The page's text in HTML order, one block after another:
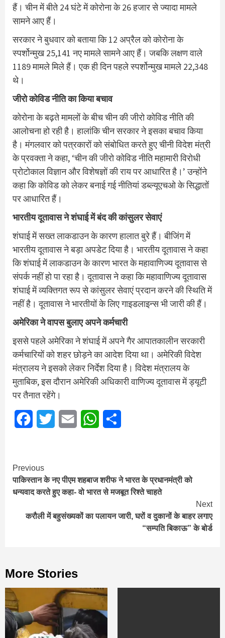
हैं। चीन में बीते 24 घंटे में कोरोना के 26 हजार से ज्यादा मामले
सामने आए हैं।
सरकार ने बुधवार को बताया कि 12 अप्रैल को कोरोना के
स्पर्शोन्मुख 25,141 नए मामले सामने आए हैं। जबकि लक्षण वाले
1189 मामले मिले हैं। एक ही दिन पहले स्पर्शोन्मुख मामले 22,348
थे।
जीरो कोविड नीति का किया बचाव
कोरोना के बढ़ते मामलों के बीच चीन की जीरो कोविड नीति की
आलोचना हो रही है। हालांकि चीन सरकार ने इसका बचाव किया
है। मंगलवार को पत्रकारों को संबोधित करते हुए चीनी विदेश मंत्री
के प्रवक्ता ने कहा, ‘चीन की जीरो कोविड नीति महामारी विरोधी
प्रोटोकाल विज्ञान और विशेषज्ञों की राय पर आधारित है।’ उन्होंने
कहा कि कोविड को लेकर बनाई गई नीतियां डब्ल्यूएचओ के सिद्धातों
पर आधारित हैं।
भारतीय दूतावास ने शंघाई में बंद की कांसुलर सेवाएं
शंघाई में सख्त लाकडाउन के कारण हालात बुरे हैं। बीजिंग में
भारतीय दूतावास ने बड़ा अपडेट दिया है। भारतीय दूतावास ने कहा
कि शंघाई में लाकडाउन के कारण भारत के महावाणिज्य दूतावास से
संपर्क नहीं हो पा रहा है। दूतावास ने कहा कि महावाणिज्य दूतावास
शंघाई में व्यक्तिगत रूप से कांसुलर सेवाएं प्रदान करने की स्थिति में
नहीं है। दूतावास ने भारतीयों के लिए गाइडलाइन्स भी जारी की हैं।
अमेरिका ने वापस बुलाए अपने कर्मचारी
इससे पहले अमेरिका ने शंघाई में अपने गैर आपातकालीन सरकारी
कर्मचारियों को शहर छोड़ने का आदेश दिया था। अमेरिकी विदेश
मंत्रालय ने इसको लेकर निर्देश दिया है। विदेश मंत्रालय के
मुताबिक, इस दौरान अमेरिकी अधिकारी वाणिज्य दूतावास में ड्यूटी
पर तैनात रहेंगे।
FacebookTwitter Email WhatsApp
Continue
Reading
Previous
पाकिस्‍तान के नए पीएम शहबाज शरीफ ने भारत के प्रधानमंत्री को
धन्‍यवाद करते हुए कहा- वो भारत से मजबूत रिश्‍ते चाहते
Next
करौली में बहुसंख्‍यकों का पलायन जारी, घरों व दुकानों के बाहर लगाए
“सम्पति बिकाऊ” के बोर्ड
More Stories